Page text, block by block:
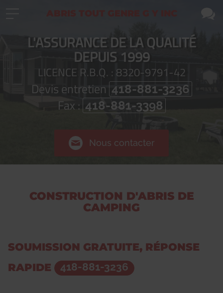
L'ASSURANCE DE LA QUALITÉ
DEPUIS 1999
LICENCE R.B.Q. : 8320-9791-42
Devis entretien 418-881-3236
Fax : 418-881-3398
Nous contacter
CONSTRUCTION D'ABRIS DE
CAMPING
SOUMISSION GRATUITE, RÉPONSE
RAPIDE
418-881-3236